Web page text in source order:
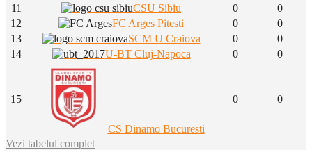
11
CSU Sibiu 0
0
12
FC Arges Pitesti 0
0
13
SCM U Craiova 0
0
14
U-BT Cluj-Napoca 0 0
15
CS Dinamo Bucuresti
0 0
Vezi tabelul complet